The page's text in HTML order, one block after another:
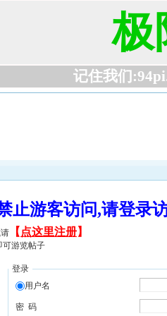
极
记住我们
止游客访问,请登
【 点这里注册】
可游览帖子
登录
用户名
密 码